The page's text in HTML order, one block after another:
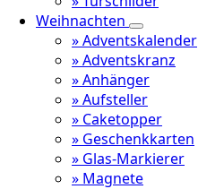
Weihnachten
» Adventskalender
» Adventskranz
» Anhänger
» Aufsteller
» Caketopper
» Geschenkkarten
» Glas-Markierer
» Magnete